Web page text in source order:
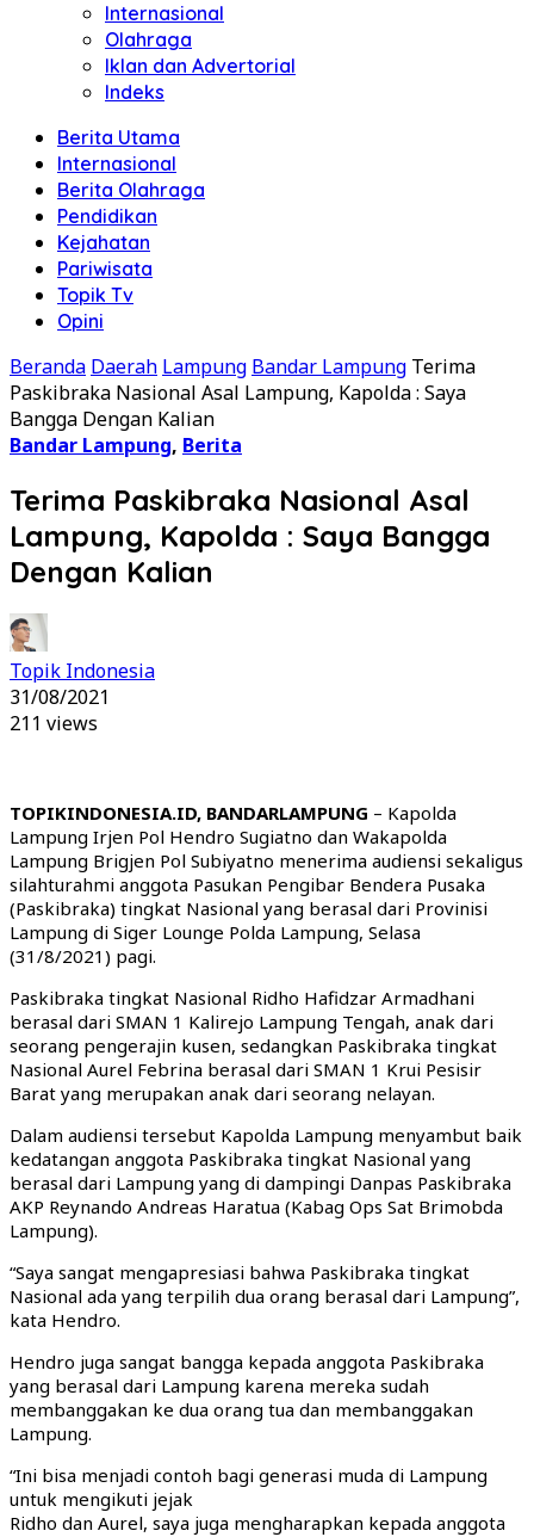
Internasional
Olahraga
Iklan dan Advertorial
Indeks
Berita Utama
Internasional
Berita Olahraga
Pendidikan
Kejahatan
Pariwisata
Topik Tv
Opini
Beranda Daerah Lampung Bandar Lampung Terima
Paskibraka Nasional Asal Lampung, Kapolda : Saya
Bangga Dengan Kalian
Bandar Lampung, Berita
Terima Paskibraka Nasional Asal
Lampung, Kapolda : Saya Bangga
Dengan Kalian
Topik Indonesia
31/08/2021
211 views
TOPIKINDONESIA.ID, BANDARLAMPUNG – Kapolda
Lampung Irjen Pol Hendro Sugiatno dan Wakapolda
Lampung Brigjen Pol Subiyatno menerima audiensi sekaligus
silahturahmi anggota Pasukan Pengibar Bendera Pusaka
(Paskibraka) tingkat Nasional yang berasal dari Provinisi
Lampung di Siger Lounge Polda Lampung, Selasa
(31/8/2021) pagi.
Paskibraka tingkat Nasional Ridho Hafidzar Armadhani
berasal dari SMAN 1 Kalirejo Lampung Tengah, anak dari
seorang pengerajin kusen, sedangkan Paskibraka tingkat
Nasional Aurel Febrina berasal dari SMAN 1 Krui Pesisir
Barat yang merupakan anak dari seorang nelayan.
Dalam audiensi tersebut Kapolda Lampung menyambut baik
kedatangan anggota Paskibraka tingkat Nasional yang
berasal dari Lampung yang di dampingi Danpas Paskibraka
AKP Reynando Andreas Haratua (Kabag Ops Sat Brimobda
Lampung).
“Saya sangat mengapresiasi bahwa Paskibraka tingkat
Nasional ada yang terpilih dua orang berasal dari Lampung”,
kata Hendro.
Hendro juga sangat bangga kepada anggota Paskibraka
yang berasal dari Lampung karena mereka sudah
membanggakan ke dua orang tua dan membanggakan
Lampung.
“Ini bisa menjadi contoh bagi generasi muda di Lampung
untuk mengikuti jejak
Ridho dan Aurel, saya juga mengharapkan kepada anggota